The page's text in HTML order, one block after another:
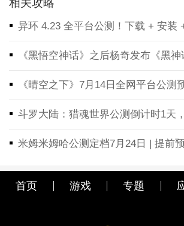
相关攻略
异环 4.23 全平台公测！下载 + 安装
《黑悟空神话》之后杨奇发布《黑
《晴空之下》7月14日全网平台公测
斗罗大陆：猎魂世界公测倒计时1天
米姆米姆哈公测定档7月24日 | 提前
首页 游戏 专题